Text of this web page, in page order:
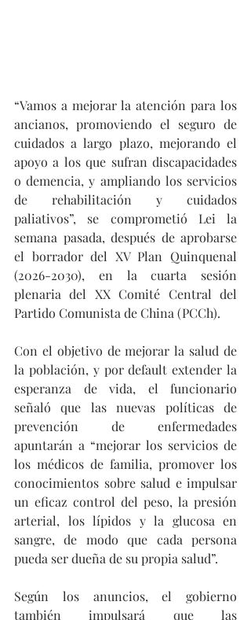
“Vamos a mejorar la atención para los
ancianos, promoviendo el seguro de
cuidados a largo plazo, mejorando el
apoyo a los que sufran discapacidades
o demencia, y ampliando los servicios
de rehabilitación y cuidados
paliativos”, se comprometió Lei la
semana pasada, después de aprobarse
el borrador del XV Plan Quinquenal
(2026-2030), en la cuarta sesión
plenaria del XX Comité Central del
Partido Comunista de China (PCCh).
Con el objetivo de mejorar la salud de
la población, y por default extender la
esperanza de vida, el funcionario
señaló que las nuevas políticas de
prevención de enfermedades
apuntarán a “mejorar los servicios de
los médicos de familia, promover los
conocimientos sobre salud e impulsar
un eficaz control del peso, la presión
arterial, los lípidos y la glucosa en
sangre, de modo que cada persona
pueda ser dueña de su propia salud”.
Según los anuncios, el gobierno
también impulsará que las